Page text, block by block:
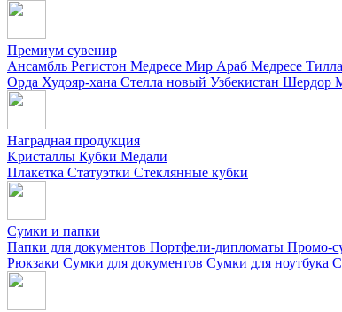
Премиум сувенир
Ансамбль Регистон Медресе Мир Араб Медресе
Орда Худояр-хана Стелла новый Узбекистан Шердор
Наградная продукция
Kристаллы Кубки Медали
Плакетка Статуэтки Стеклянные кубки
Сумки и папки
Папки для документов Портфели-дипломаты Промо-
Рюкзаки Сумки для документов Сумки для ноутбука